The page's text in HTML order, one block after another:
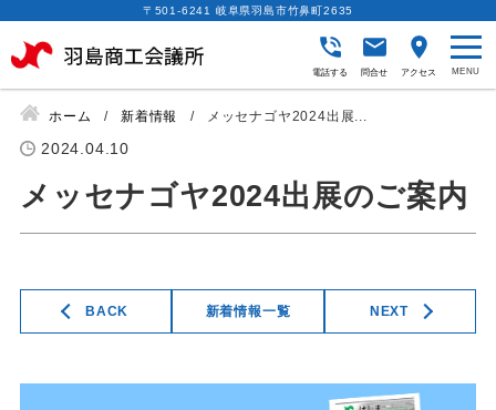
〒501-6241 岐阜県羽島市竹鼻町2635
電話する 問合せ アクセス
ホーム 新着情報 メッセナゴヤ2024出展...
2024.04.10
メッセナゴヤ2024出展のご案内
BACK NEXT
新着情報一覧